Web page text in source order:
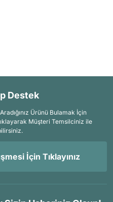
Destek
Ürünü Bulamak İçin
Müşteri Temsilciniz ile
İçin Tıklayınız